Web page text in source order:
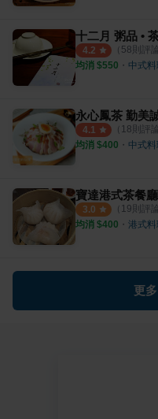
十二月 粥品 •
4.2 （ 58則評
均消 $550 ・ 中式料
永心鳳茶 勤美
4.1 （ 18則評
均消 $400 ・ 中式料
寶達港式茶餐廳
3.0 （ 19則評
均消 $400 ・ 港式料
更